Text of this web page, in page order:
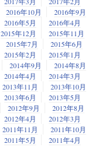
2016年10月
2016年9月
2016年5月
2016年4月
2015年12月
2015年11月
2015年7月
2015年6月
2015年2月
2015年1月
2014年9月
2014年8月
2014年4月
2014年3月
2013年11月
2013年10月
2013年6月
2013年5月
2012年9月
2012年8月
2012年4月
2012年3月
2011年11月
2011年10月
2011年5月
2011年4月